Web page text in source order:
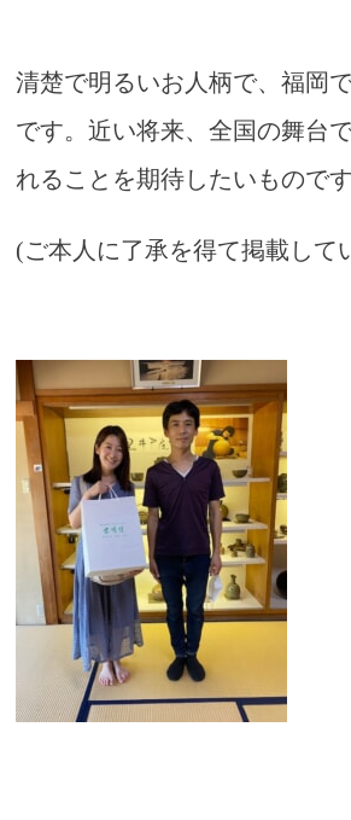
清楚で明るいお人柄で、福岡
です。近い将来、全国の舞台
れることを期待したいものです
(ご本人に了承を得て掲載して